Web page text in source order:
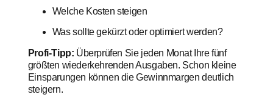
Welche Kosten steigen
Was sollte gekürzt oder optimiert werden?
Profi-Tipp: Überprüfen Sie jeden Monat Ihre fünf
größten wiederkehrenden Ausgaben. Schon kleine
Einsparungen können die Gewinnmargen deutlich
steigern.